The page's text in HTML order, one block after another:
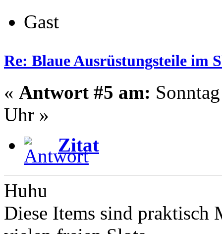
Gast
Re: Blaue Ausrüstungsteile im
« Antwort #5 am:
Uhr »
Zitat
Huhu
Diese Items sind praktisch